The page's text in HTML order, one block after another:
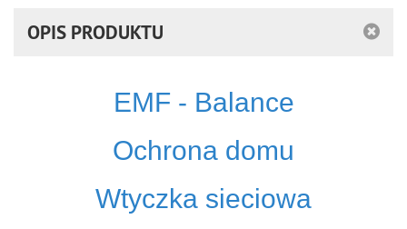
OPIS PRODUKTU
EMF - Balance
Ochrona domu
Wtyczka sieciowa